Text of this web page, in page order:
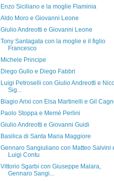
Enzo Siciliano e la moglie Flaminia
Aldo Moro e Giovanni Leone
Giulio Andreotti e Giovanni Leone
Tony Santagata con la moglie e il figlio
Francesco
Michele Principe
Diego Gullo e Diego Fabbri
Luigi Petroselli con Giulio Andreotti e
Sig...
Biagio Arixi con Elsa Martinelli e Gil
Paolo Stoppa e Memè Perlini
Giulio Andreotti e Giovanni Guidi
Basilica di Santa Maria Maggiore
Gennaro Sangiuliano con Matteo Salvini
Luigi Contu
Vittorio Sgarbi con Giuseppe Malara,
Gennaro Sangi...